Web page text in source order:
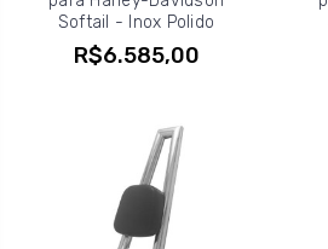
Softail - Inox Polido
R$6.585,00